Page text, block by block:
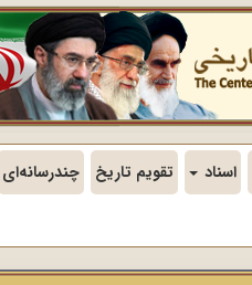
اسناد تقویم تاریخ چندرسانه‌ای